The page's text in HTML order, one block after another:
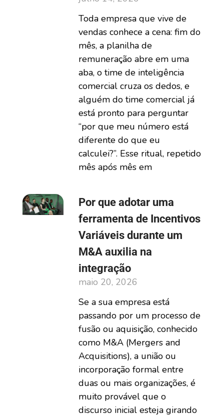
Toda empresa que vive de
vendas conhece a cena: fim do
mês, a planilha de
remuneração abre em uma
aba, o time de inteligência
comercial cruza os dedos, e
alguém do time comercial já
está pronto para perguntar
“por que meu número está
diferente do que eu
calculei?”. Esse ritual, repetido
mês após mês em
Por que adotar uma
ferramenta de Incentivos
Variáveis durante um
M&A auxilia na
integração
maio 20, 2026
Se a sua empresa está
passando por um processo de
fusão ou aquisição, conhecido
como M&A (Mergers and
Acquisitions), a união ou
incorporação formal entre
duas ou mais organizações, é
muito provável que o
discurso inicial esteja girando